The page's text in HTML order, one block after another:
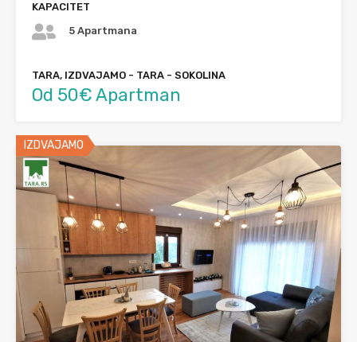
KAPACITET
5 Apartmana
TARA, IZDVAJAMO - TARA - SOKOLINA
Od 50€ Apartman
IZDVAJAMO